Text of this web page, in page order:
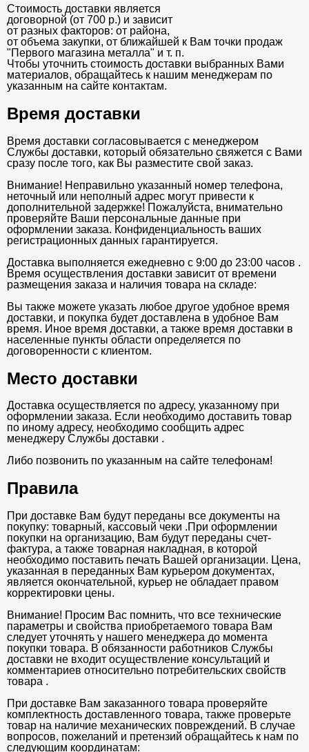
Стоимость доставки является
договорной (от 700 р.) и зависит
от разных факторов: от района,
от объема закупки, от ближайшей к Вам точки продаж
"Первого магазина металла" и т. п.
Чтобы уточнить стоимость доставки выбранных Вами
материалов, обращайтесь к нашим менеджерам по
указанным на сайте контактам.
Время доставки
Время доставки согласовывается с менеджером
Службы доставки, который обязательно свяжется с Вами
сразу после того, как Вы разместите свой заказ.
Внимание! Неправильно указанный номер телефона,
неточный или неполный адрес могут привести к
дополнительной задержке! Пожалуйста, внимательно
проверяйте Ваши персональные данные при
оформлении заказа. Конфиденциальность ваших
регистрационных данных гарантируется.
Доставка выполняется ежедневно с 9:00 до 23:00 часов .
Время осуществления доставки зависит от времени
размещения заказа и наличия товара на складе:
Вы также можете указать любое другое удобное время
доставки, и покупка будет доставлена в удобное Вам
время. Иное время доставки, а также время доставки в
населенные пункты области определяется по
договоренности с клиентом.
Место доставки
Доставка осуществляется по адресу, указанному при
оформлении заказа. Если необходимо доставить товар
по иному адресу, необходимо сообщить адрес
менеджеру Службы доставки .
Либо позвонить по указанным на сайте телефонам!
Правила
При доставке Вам будут переданы все документы на
покупку: товарный, кассовый чеки .При оформлении
покупки на организацию, Вам будут переданы счет-
фактура, а также товарная накладная, в которой
необходимо поставить печать Вашей организации. Цена,
указанная в переданных Вам курьером документах,
является окончательной, курьер не обладает правом
корректировки цены.
Внимание! Просим Вас помнить, что все технические
параметры и свойства приобретаемого товара Вам
следует уточнять у нашего менеджера до момента
покупки товара. В обязанности работников Службы
доставки не входит осуществление консультаций и
комментариев относительно потребительских свойств
товара .
При доставке Вам заказанного товара проверяйте
комплектность доставленного товара, также проверьте
товар на наличие механических повреждений. В случае
вопросов, пожеланий и претензий обращайтесь к нам по
следующим координатам: